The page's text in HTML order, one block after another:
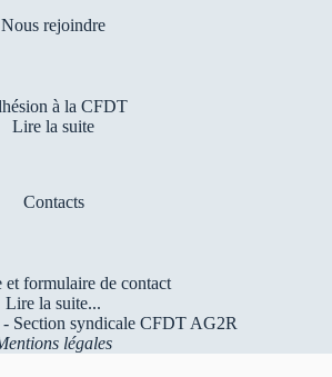
Nous rejoindre
à la CFDT
Lire la suite
Contacts
et formulaire de contact
Lire la suite...
Section syndicale CFDT AG2R
légales